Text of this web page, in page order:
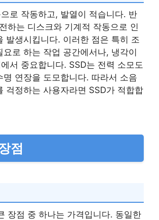
로 작동하고, 발열이 적습니다. 반
하는 디스크와 기계적 작동으로 인
발생시킵니다. 이러한 점은 특히 조
요로 하는 작업 공간에서나, 냉각이
서 중요합니다. SSD는 전력 소모도
명 연장을 도모합니다. 따라서 소음
걱정하는 사용자라면 SSD가 적합합
점
장점 중 하나는 가격입니다. 동일한